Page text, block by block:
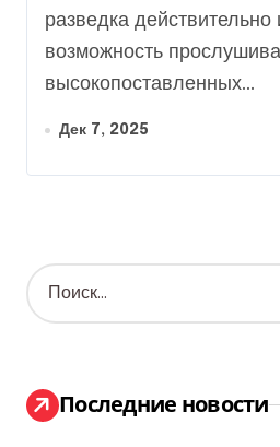
разведка действительно
возможность
высокопоставленных...
Дек 7, 2025
Н
а
:
Последние новости